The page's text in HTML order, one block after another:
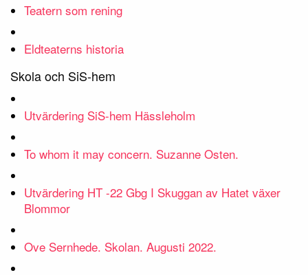
Teatern som rening
Eldteaterns historia
Skola och SiS-hem
Utvärdering SiS-hem Hässleholm
To whom it may concern. Suzanne Osten.
Utvärdering HT -22 Gbg I Skuggan av Hatet växer
Blommor
Ove Sernhede. Skolan. Augusti 2022.